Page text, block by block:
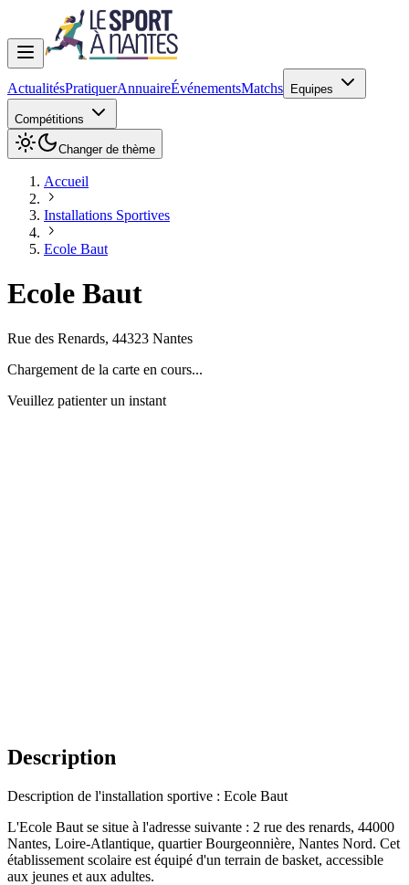
ActualitésPratiquerAnnuaireÉvénementsMatchs Equipes
Compétitions
Changer de thème
Accueil
Installations Sportives
Ecole Baut
Ecole Baut
Rue des Renards, 44323 Nantes
Chargement de la carte en cours...
Veuillez patienter un instant
Description
Description de l'installation sportive : Ecole Baut
L'Ecole Baut se situe à l'adresse suivante : 2 rue des renards, 44000
Nantes, Loire-Atlantique, quartier Bourgeonnière, Nantes Nord. Cet
établissement scolaire est équipé d'un terrain de basket, accessible
aux jeunes et aux adultes.